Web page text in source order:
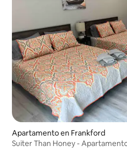
Apartamento en Frankford
Suiter Than Honey -